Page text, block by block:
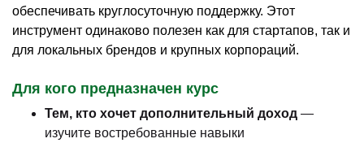
обеспечивать круглосуточную поддержку. Этот
инструмент одинаково полезен как для стартапов, так и
для локальных брендов и крупных корпораций.
Для кого предназначен курс
Тем, кто хочет дополнительный доход —
изучите востребованные навыки